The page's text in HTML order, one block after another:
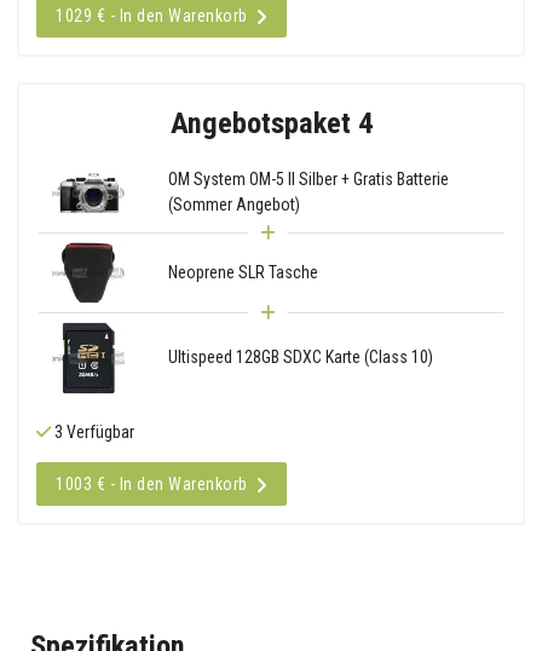
1029 € - In den Warenkorb
Angebotspaket 4
OM System OM-5 II Silber + Gratis Batterie
(Sommer Angebot)
Neoprene SLR Tasche
Ultispeed 128GB SDXC Karte (Class 10)
3 Verfügbar
1003 € - In den Warenkorb